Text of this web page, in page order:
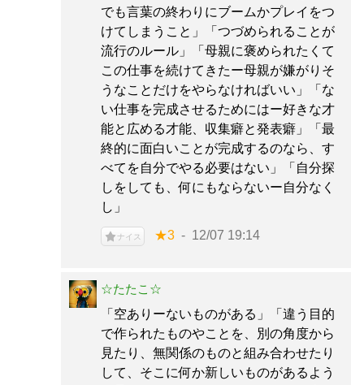
でも言葉の終わりにブームかプレイをつ
けてしまうこと」「つづめられることが
流行のルール」「母親に褒められたくて
この仕事を続けてきたー母親が嫌がりそ
うなことだけをやらなければいい」「な
い仕事を完成させるためにはー好きな才
能と広める才能、収集癖と発表癖」「最
終的に面白いことが完成するのなら、す
べてを自分でやる必要はない」「自分探
しをしても、何にもならないー自分なく
し」
ナイス ★3 12/07 19:14
☆たたこ☆
「空ありーないものがある」「違う目的
で作られたものやことを、別の角度から
見たり、無関係のものと組み合わせたり
して、そこに何か新しいものがあるよう